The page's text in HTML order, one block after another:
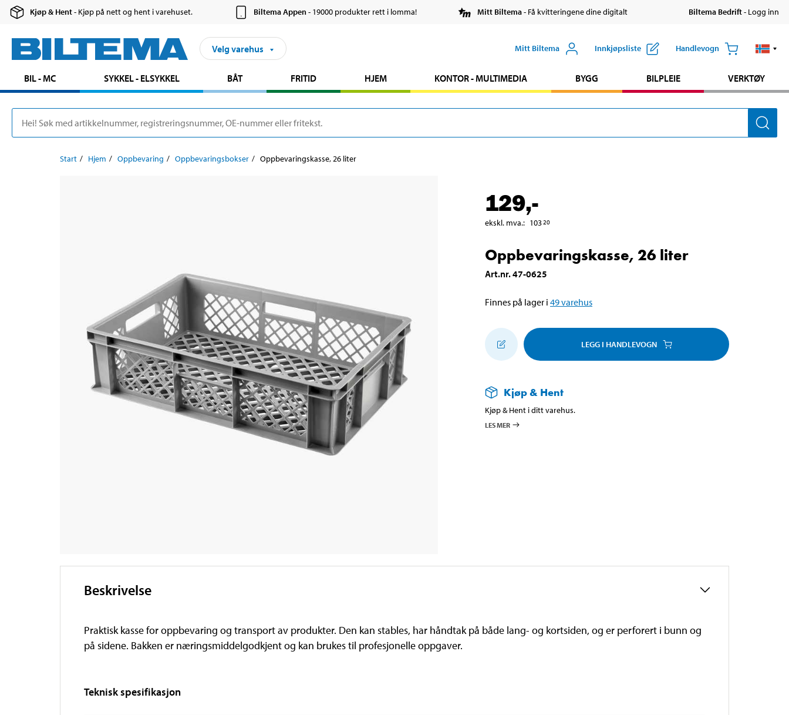
Kjøp & Hent- Kjøp på nett og hent i varehuset. Biltema Appen- 19000 produkter rett i lomma! Mitt Biltema- Få kvitteringene dine digitalt Biltema Bedrift- Logg inn
Velg varehus Mitt Biltema Innkjøpsliste Handlevogn
BIL - MC SYKKEL - ELSYKKEL BÅT FRITID HJEM KONTOR - MULTIMEDIA BYGG BILPLEIE VERKTØY
Start Hjem Oppbevaring Oppbevaringsbokser Oppbevaringskasse, 26 liter
129,-
ekskl. mva.: 103 20
Oppbevaringskasse, 26 liter
Art.nr.47-0625
Finnes på lager i 49varehus
LEGG I HANDLEVOGN
Kjøp & Hent
Kjøp & Hent i ditt varehus.
LES MER
Beskrivelse
Praktisk kasse for oppbevaring og transport av produkter. Den kan stables, har håndtak på både lang- og kortsiden, og er perforert i bunn og
på sidene. Bakken er næringsmiddelgodkjent og kan brukes til profesjonelle oppgaver.
Teknisk spesifikasjon